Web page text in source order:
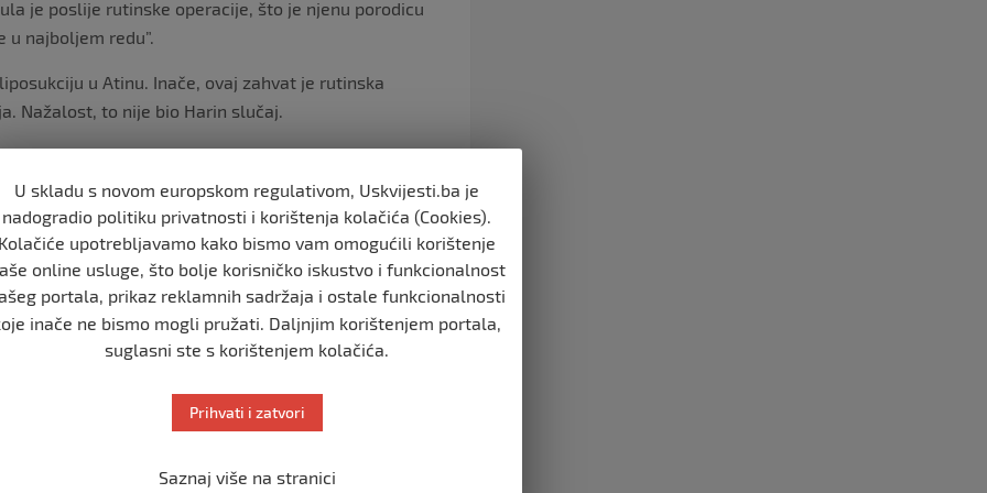
je poslije rutinske operacije, što je njenu porodicu
u najboljem redu”.
u Atinu. Inače, ovaj zahvat je rutinska
Nažalost, to nije bio Harin slučaj.
je to u podne u ponedjeljak, a Hara se poslije dva
kontorlu”, objašnjava njen muž Hristos.
sati počela da osjeća mučninu i bolove. Onda se
jake glavobolje.
ga dobijem. Zajedno smo išle u Glifadu, kako sam
je započeta procedura. Operaciju je imala oko 12
su rezultati bili uredni i poslali su ih kući. Međutim,
U skladu s novom europskom regulativom, Uskvijesti.ba je
nadogradio politiku privatnosti i korištenja kolačića (Cookies).
Kolačiće upotrebljavamo kako bismo vam omogućili korištenje
online usluge, što bolje korisničko iskustvo i funkcionalnost
portala, prikaz reklamnih sadržaja i ostale funkcionalnosti
inače ne bismo mogli pružati. Daljnjim korištenjem portala,
suglasni ste s korištenjem kolačića.
Prihvati i zatvori
Saznaj više na stranici